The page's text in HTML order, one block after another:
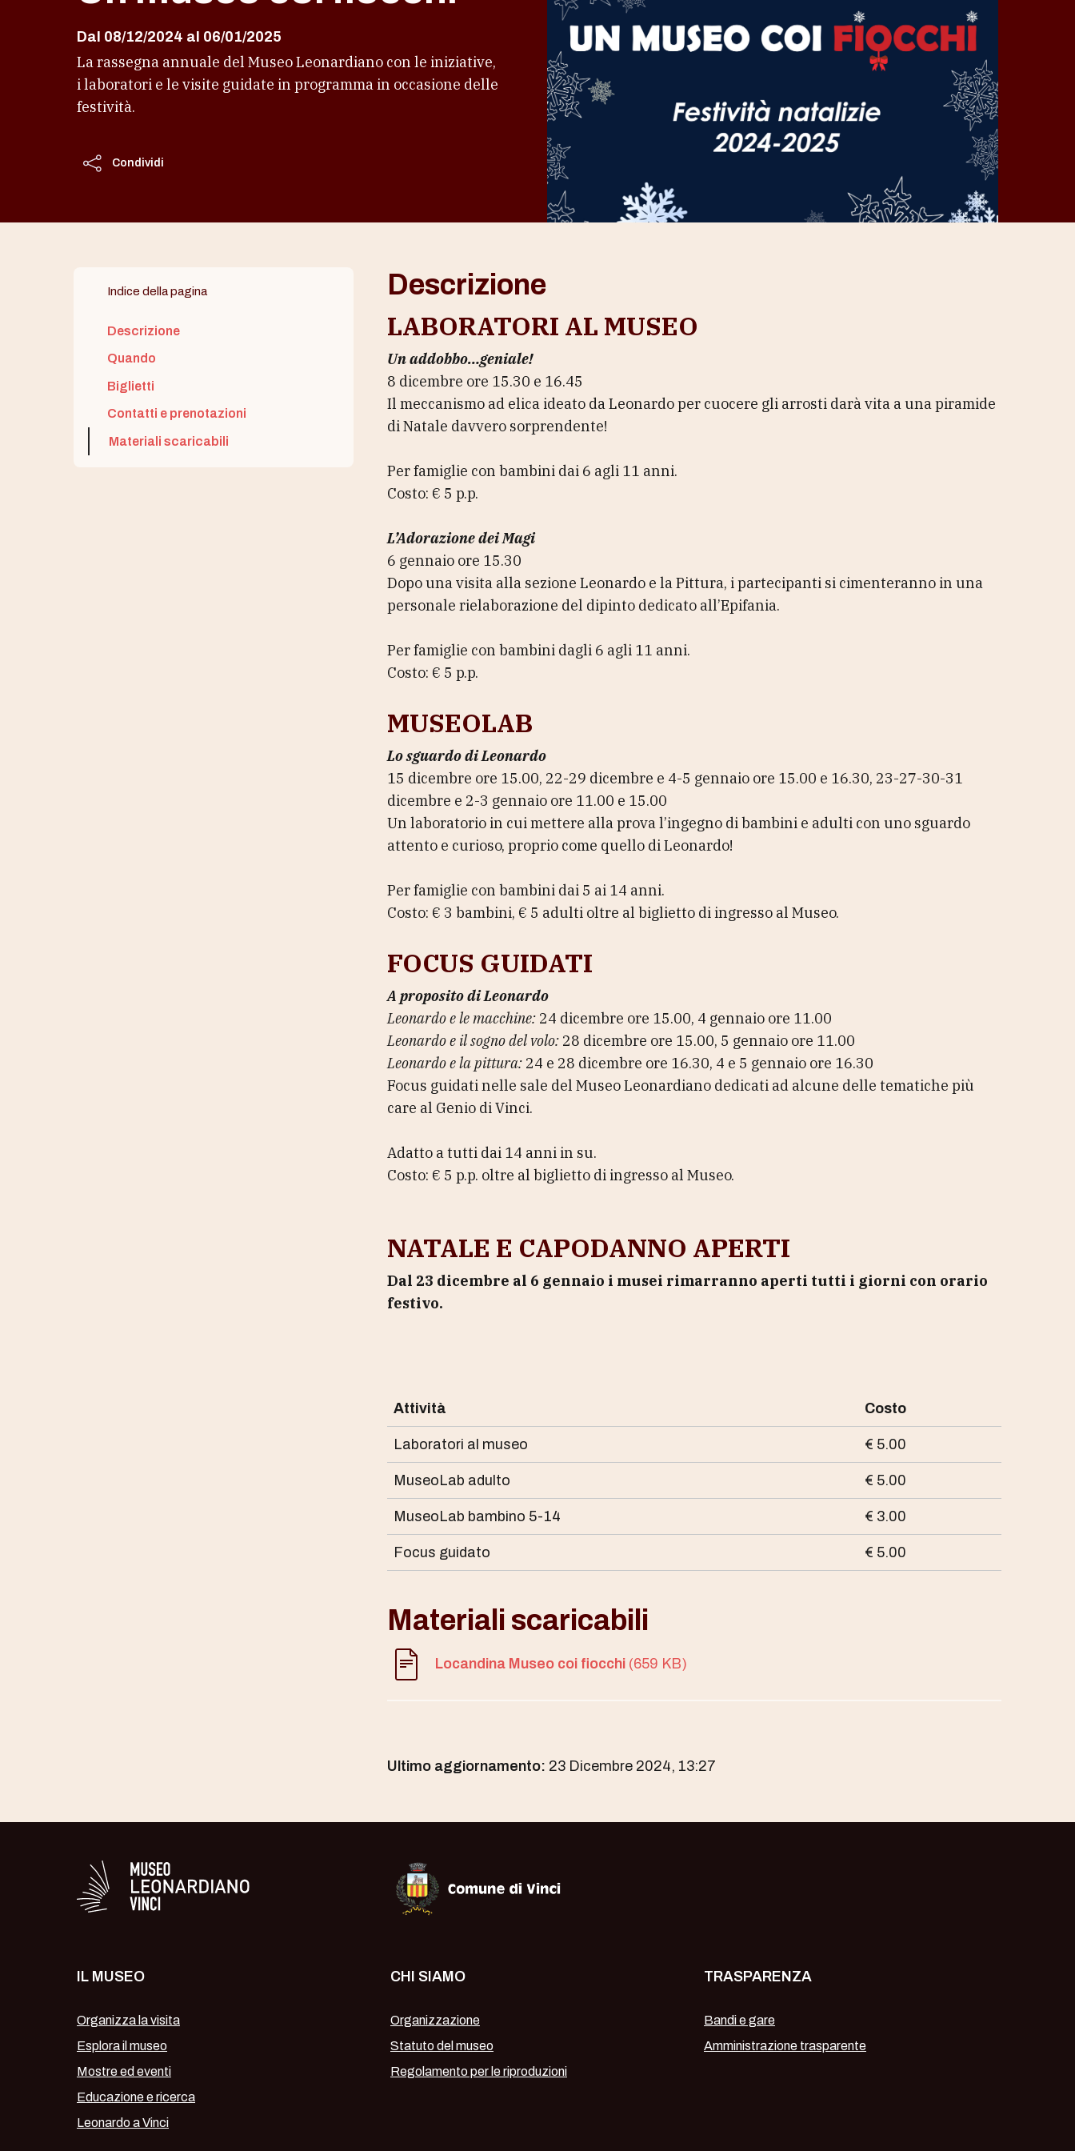
Dal 08/12/2024 al 06/01/2025
La rassegna annuale del Museo Leonardiano con le iniziative,
i laboratori e le visite guidate in programma in occasione delle
festività.
Condividi
Indice della pagina
Descrizione
Quando
Biglietti
Contatti e prenotazioni
Materiali scaricabili
Descrizione
LABORATORI AL MUSEO
Un addobbo…geniale!
8 dicembre ore 15.30 e 16.45
Il meccanismo ad elica ideato da Leonardo per cuocere gli arrosti darà vita a una piramide
di Natale davvero sorprendente!
Per famiglie con bambini dai 6 agli 11 anni.
Costo: € 5 p.p.
L’Adorazione dei Magi
6 gennaio ore 15.30
Dopo una visita alla sezione Leonardo e la Pittura, i partecipanti si cimenteranno in una
personale rielaborazione del dipinto dedicato all’Epifania.
Per famiglie con bambini dagli 6 agli 11 anni.
Costo: € 5 p.p.
MUSEOLAB
Lo sguardo di Leonardo
15 dicembre ore 15.00, 22-29 dicembre e 4-5 gennaio ore 15.00 e 16.30, 23-27-30-31
dicembre e 2-3 gennaio ore 11.00 e 15.00
Un laboratorio in cui mettere alla prova l’ingegno di bambini e adulti con uno sguardo
attento e curioso, proprio come quello di Leonardo!
Per famiglie con bambini dai 5 ai 14 anni.
Costo: € 3 bambini, € 5 adulti oltre al biglietto di ingresso al Museo.
FOCUS GUIDATI
A proposito di Leonardo
Leonardo e le macchine: 24 dicembre ore 15.00, 4 gennaio ore 11.00
Leonardo e il sogno del volo: 28 dicembre ore 15.00, 5 gennaio ore 11.00
Leonardo e la pittura: 24 e 28 dicembre ore 16.30, 4 e 5 gennaio ore 16.30
Focus guidati nelle sale del Museo Leonardiano dedicati ad alcune delle tematiche più
care al Genio di Vinci.
Adatto a tutti dai 14 anni in su.
Costo: € 5 p.p. oltre al biglietto di ingresso al Museo.
NATALE E CAPODANNO APERTI
Dal 23 dicembre al 6 gennaio i musei rimarranno aperti tutti i giorni con orario
festivo.
Attività Costo
Laboratori al museo € 5.00
MuseoLab adulto € 5.00
MuseoLab bambino 5-14 € 3.00
Focus guidato € 5.00
Materiali scaricabili
Locandina Museo coi fiocchi (659 KB)
Ultimo aggiornamento: 23 Dicembre 2024, 13:27
Logo in bianco del Museo Leonardiano di Vinci
IL MUSEO
Organizza la visita
Esplora il museo
Mostre ed eventi
Educazione e ricerca
Leonardo a Vinci
CHI SIAMO
Organizzazione
Statuto del museo
Regolamento per le riproduzioni
TRASPARENZA
Bandi e gare
Amministrazione trasparente